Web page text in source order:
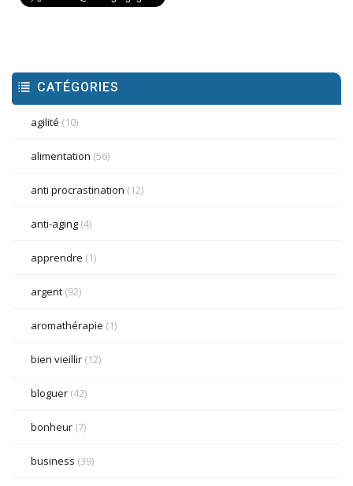
CATÉGORIES
agilité (10)
alimentation (56)
anti procrastination (12)
anti-aging (4)
apprendre (1)
argent (92)
aromathérapie (1)
bien vieillir (12)
bloguer (42)
bonheur (7)
business (39)